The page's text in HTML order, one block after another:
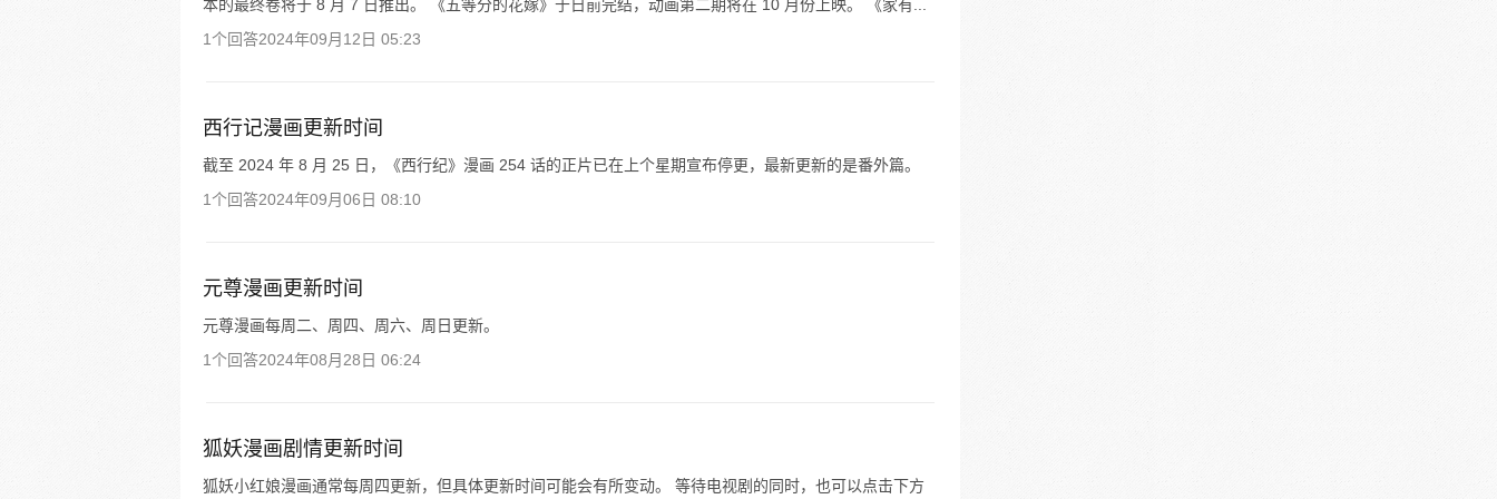
本的最终卷将于 8 月 7 日推出。 《五等分的花嫁》于日前完结，动画第二期将在 10 月份上映。 《家有...
1个回答2024年09月12日 05:23
西行记漫画更新时间
截至 2024 年 8 月 25 日，《西行纪》漫画 254 话的正片已在上个星期宣布停更，最新更新的是番外篇。
1个回答2024年09月06日 08:10
元尊漫画更新时间
元尊漫画每周二、周四、周六、周日更新。
1个回答2024年08月28日 06:24
狐妖漫画剧情更新时间
狐妖小红娘漫画通常每周四更新，但具体更新时间可能会有所变动。 等待电视剧的同时，也可以点击下方